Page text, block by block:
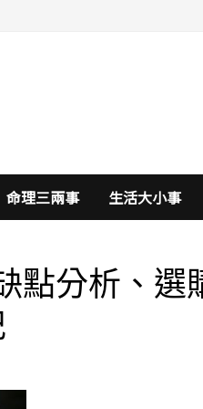
命理三兩事 生活大小事
點分析、